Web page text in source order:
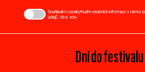
Souhlasím s poskytnutím osobních informací v rámci
údajů. Více zde
Dní do festivalu